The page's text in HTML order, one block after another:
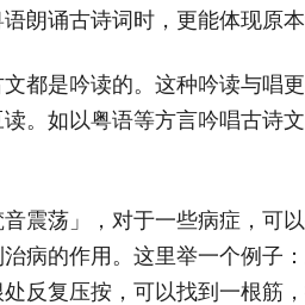
朗诵古诗词时，更能体现原本
都是吟读的。这种吟读与唱
。如以粤语等方言吟唱古诗
震荡」，对于一些病症，可
病的作用。这里举一个例子
反复压按，可以找到一根筋